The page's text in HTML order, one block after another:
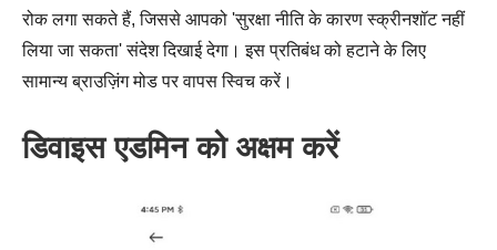
रोक लगा सकते हैं, जिससे आपको 'सुरक्षा नीति के कारण स्क्रीनशॉट नहीं
लिया जा सकता' संदेश दिखाई देगा। इस प्रतिबंध को हटाने के लिए
सामान्य ब्राउज़िंग मोड पर वापस स्विच करें।
डिवाइस एडमिन को अक्षम करें